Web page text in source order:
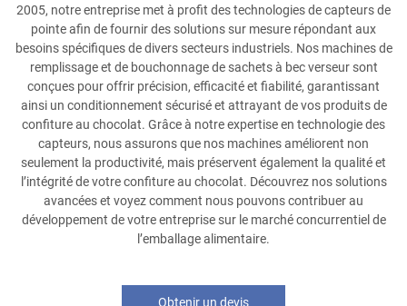
2005, notre entreprise met à profit des technologies de capteurs de
pointe afin de fournir des solutions sur mesure répondant aux
besoins spécifiques de divers secteurs industriels. Nos machines de
remplissage et de bouchonnage de sachets à bec verseur sont
conçues pour offrir précision, efficacité et fiabilité, garantissant
ainsi un conditionnement sécurisé et attrayant de vos produits de
confiture au chocolat. Grâce à notre expertise en technologie des
capteurs, nous assurons que nos machines améliorent non
seulement la productivité, mais préservent également la qualité et
l’intégrité de votre confiture au chocolat. Découvrez nos solutions
avancées et voyez comment nous pouvons contribuer au
développement de votre entreprise sur le marché concurrentiel de
l’emballage alimentaire.
Obtenir un devis